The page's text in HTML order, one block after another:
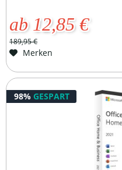
ab 12,85 €
189,95 €
Merken
98% GESPART